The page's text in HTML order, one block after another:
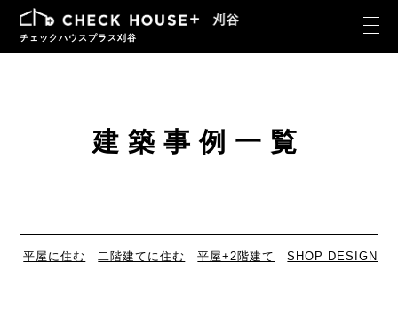
チェックハウスプラス刈谷
建築事例一覧
平屋に住む 二階建てに住む 平屋+2階建て SHOP DESIGN（